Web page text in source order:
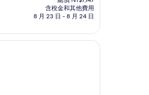
價
格
NT$6,129
含稅金和其他費用
8 月 23 日 - 8 月 24 日